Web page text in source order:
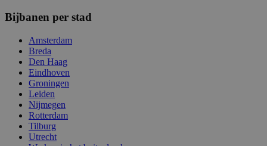
Bijbanen per stad
Amsterdam
Breda
Den Haag
Eindhoven
Groningen
Leiden
Nijmegen
Rotterdam
Tilburg
Utrecht